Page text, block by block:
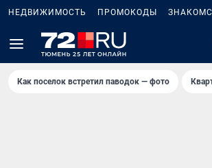
НЕДВИЖИМОСТЬ ПРОМОКОДЫ
Как поселок встретил паводок — фото